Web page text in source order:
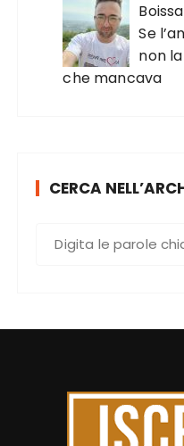
Se
non
che mancava
CERCA